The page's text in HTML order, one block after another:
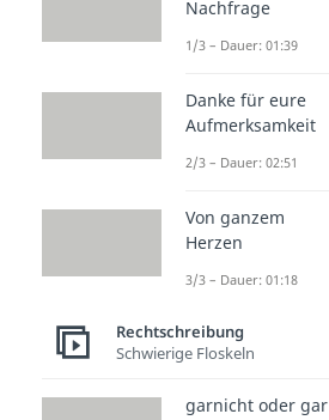
Nachfrage
1/3 – Dauer: 01:39
Danke für eure
Aufmerksamkeit
2/3 – Dauer: 02:51
Von ganzem
Herzen
3/3 – Dauer: 01:18
Rechtschreibung
Schwierige Floskeln
garnicht oder gar